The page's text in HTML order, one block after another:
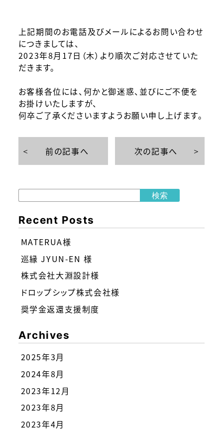
上記期間のお電話及びメールによるお問い合わせ
につきましては、
2023年8月17日（木）より順次ご対応させていた
だきます。
お客様各位には、何かと御迷惑、並びにご不便を
お掛けいたしますが、
何卒ご了承くださいますようお願い申し上げます。
前の記事へ 次の記事へ
検索
Recent Posts
MATERUA様
巡縁 JYUN-EN 様
株式会社大淵設計様
ドロップシップ株式会社様
奨学金返還支援制度
Archives
2025年3月
2024年8月
2023年12月
2023年8月
2023年4月